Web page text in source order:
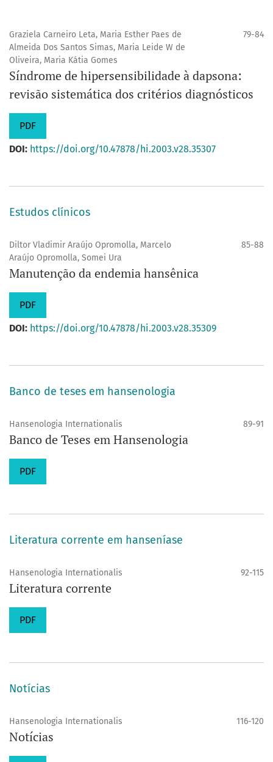
Graziela Carneiro Leta, Maria Esther Paes de
Almeida Dos Santos Simas, Maria Leide W de
Oliveira, Maria Kátia Gomes
79-84
Síndrome de hipersensibilidade à dapsona:
revisão sistemática dos critérios diagnósticos
PDF
DOI: https://doi.org/10.47878/hi.2003.v28.35307
Estudos clínicos
Diltor Vladimir Araújo Opromolla, Marcelo
Araújo Opromolla, Somei Ura
85-88
Manutenção da endemia hansênica
PDF
DOI: https://doi.org/10.47878/hi.2003.v28.35309
Banco de teses em hansenologia
Hansenologia Internationalis 89-91
Banco de Teses em Hansenologia
PDF
Literatura corrente em hanseníase
Hansenologia Internationalis 92-115
Literatura corrente
PDF
Notícias
Hansenologia Internationalis 116-120
Notícias